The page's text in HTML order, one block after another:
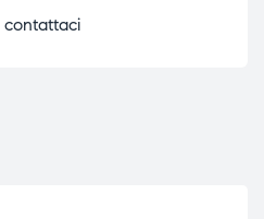
contattaci